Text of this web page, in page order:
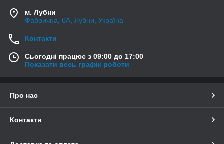
м. Лубни
Фабрична, 6А, Лубни, Україна
Контакти
Сьогодні працює з 09:00 до 17:00
Показати весь графік роботи
Про нас
Контакти